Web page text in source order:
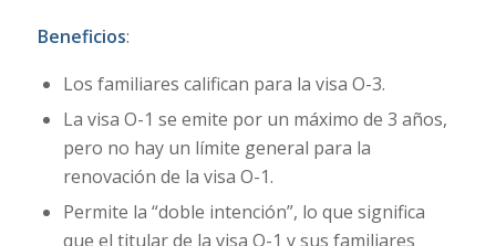
Beneficios:
Los familiares califican para la visa O-3.
La visa O-1 se emite por un máximo de 3 años,
pero no hay un límite general para la
renovación de la visa O-1.
Permite la “doble intención”, lo que significa
que el titular de la visa O-1 y sus familiares